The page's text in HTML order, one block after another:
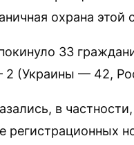
охрана этой
33
2 (Украины — 42,
в
регистрационных